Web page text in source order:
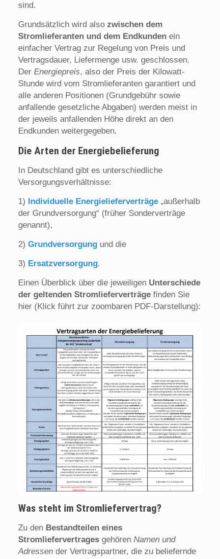
sind.
Grundsätzlich wird also zwischen dem
Stromlieferanten und dem Endkundenein
einfacher Vertrag zur Regelung von Preis und
Vertragsdauer, Liefermenge usw. geschlossen.
Der Energiepreis, also der Preis der Kilowatt-
Stunde wird vom Stromlieferanten garantiert und
alle anderen Positionen (Grundgebühr sowie
anfallende gesetzliche Abgaben) werden meist in
der jeweils anfallenden Höhe direkt an den
Endkunden weitergegeben.
Die Ar­ten der Ener­gie­be­lie­fe­rung
In Deutschland gibt es unterschiedliche
Versorgungsverhältnisse:
1) Individuelle Energielieferverträge„außerhalb
der Grundversorgung“ (früher Sonderverträge
genannt),
2) Grundversorgungund die
3) Ersatzversorgung.
Einen Überblick über die jeweiligen Unterschiede
der geltenden Stromlieferverträgefinden Sie
hier (Klick führt zur zoombaren PDF-Darstellung):
Was steht im Stromliefervertrag?
Zu den Bestandteilen eines
Stromliefervertragesgehören Namen und
Adressender Vertragspartner, die zu beliefernde